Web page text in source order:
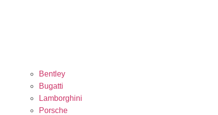
Bentley
Bugatti
Lamborghini
Porsche